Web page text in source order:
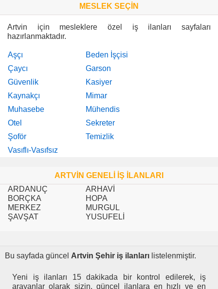
MESLEK SEÇİN
Artvin için mesleklere özel iş ilanları sayfaları
hazırlanmaktadır.
Aşçı
Beden İşçisi
Çaycı
Garson
Güvenlik
Kasiyer
Kaynakçı
Mimar
Muhasebe
Mühendis
Otel
Sekreter
Şoför
Temizlik
Vasıflı-Vasıfsız
ARTVİN GENELİ İŞ İLANLARI
ARDANUÇ
ARHAVİ
BORÇKA
HOPA
MERKEZ
MURGUL
ŞAVŞAT
YUSUFELİ
Bu sayfada güncel Artvin Şehir iş ilanları listelenmiştir.
Yeni iş ilanları 15 dakikada bir kontrol edilerek, iş
arayanlar olarak sizin, güncel ilanlara en hızlı ve en